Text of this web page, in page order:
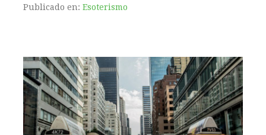
Publicado en: Esoterismo